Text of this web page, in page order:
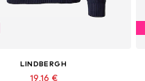
LINDBERGH
19,16 €